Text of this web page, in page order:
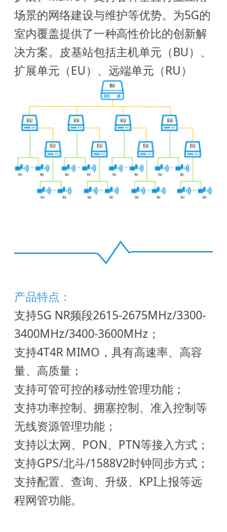
场景的网络建设与维护等优势。为5G的
室内覆盖提供了一种高性价比的创新解
决方案。皮基站包括主机单元（BU）、
扩展单元（EU）、远端单元（RU）
产品特点：
支持5G NR频段2615-2675MHz/3300-
3400MHz/3400-3600MHz；
支持4T4R MIMO，具有高速率、高容
量、高质量；
支持可管可控的移动性管理功能；
支持功率控制、拥塞控制、准入控制等
无线资源管理功能；
支持以太网、PON、PTN等接入方式；
支持GPS/北斗/1588V2时钟同步方式；
支持配置、查询、升级、KPI上报等远
程网管功能。